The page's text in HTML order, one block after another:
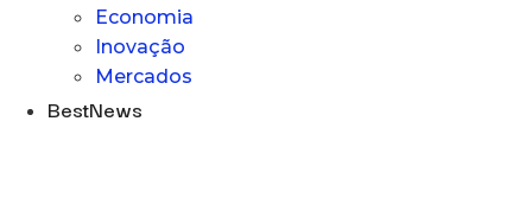
Economia
Inovação
Mercados
BestNews